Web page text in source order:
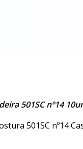
501SC nº14
501SC nº14